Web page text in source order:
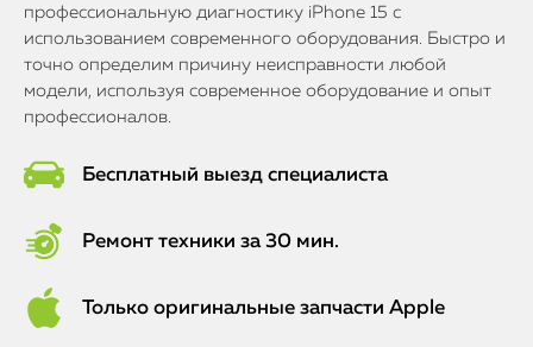
профессиональную диагностику iPhone 15 с
использованием современного оборудования. Быстро и
точно определим причину неисправности любой
модели, используя современное оборудование и опыт
профессионалов.
Бесплатный выезд специалиста
Ремонт техники за 30 мин.
Только оригинальные запчасти Apple